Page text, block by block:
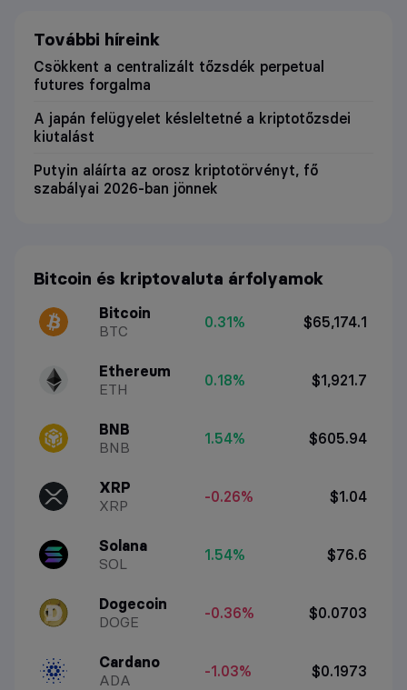
További híreink
Csökkent a centralizált tőzsdék perpetual
futures forgalma
A japán felügyelet késleltetné a kriptotőzsdei
kiutalást
Putyin aláírta az orosz kriptotörvényt, fő
szabályai 2026-ban jönnek
Bitcoin és kriptovaluta árfolyamok
Bitcoin
BTC
0.31% $65,174.1
Ethereum
ETH
0.18% $1,921.7
BNB
BNB
1.54% $605.94
XRP
XRP
-0.26% $1.04
Solana
SOL
1.54% $76.6
Dogecoin
DOGE
-0.36% $0.0703
Cardano
ADA
-1.03% $0.1973